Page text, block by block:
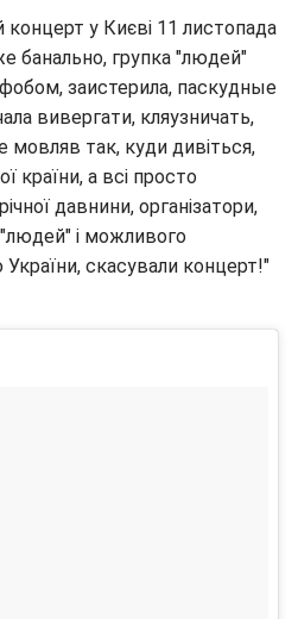
концерт у Києві 11 листопада
банально, групка "людей"
заистерила, паскудные
вивергати, кляузничать,
так, куди дивіться,
країни, а всі просто
давнини, організатори,
і можливого
скасували концерт!"